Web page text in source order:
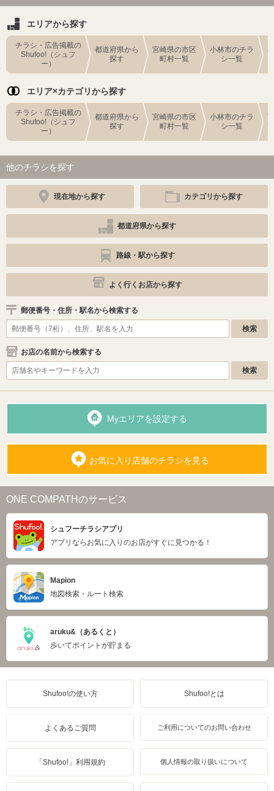
エリアから探す
チラシ・広告掲載の
Shufoo!（シュフ
ー）
都道府県から
探す
宮崎県の市区
町村一覧
小林市のチラ
シ一覧
エリア×カテゴリから探す
チラシ・広告掲載の
Shufoo!（シュフ
ー）
都道府県から
探す
宮崎県の市区
町村一覧
小林市のチラ
シ一覧
他のチラシを探す
現在地から探す カテゴリから探す
都道府県から探す
路線・駅から探す
よく行くお店から探す
郵便番号・住所・駅名から検索する
お店の名前から検索する
Myエリアを設定する
お気に入り店舗のチラシを見る
ONE COMPATHのサービス
シュフーチラシアプリ
アプリならお気に入りのお店がすぐに見つかる！
Mapion
地図検索・ルート検索
aruku&（あるくと）
歩いてポイントが貯まる
Shufoo!の使い方 Shufoo!とは
よくあるご質問 ご利用についてのお問い合わせ
「Shufoo!」利用規約 個人情報の取り扱いについて